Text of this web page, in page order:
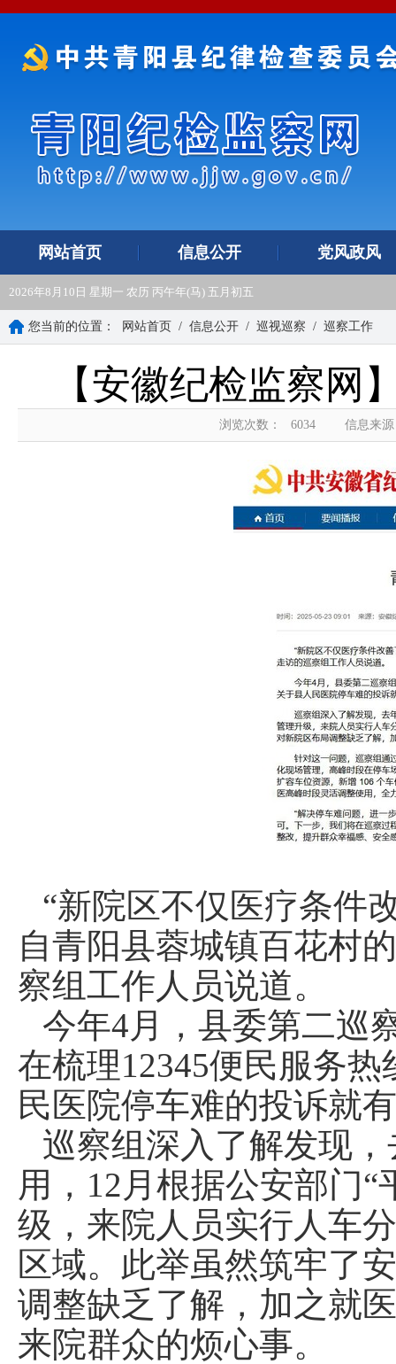
网站首页 信息公开 党风政风
2026年8月10日 星期一 农历 丙午年(马) 五月初五
您当前的位置： 网站首页 / 信息公开 / 巡视巡察 / 巡察工作
【安徽纪检监察网
浏览次数： 6034 信息来
“新院区不仅医疗条件
自青阳县蓉城镇百花村
察组工作人员说道。
今年4月，县委第二巡
在梳理12345便民服务
民医院停车难的投诉就
巡察组深入了解发现
用，12月根据公安部门
级，来院人员实行人车
区域。此举虽然筑牢了
调整缺乏了解，加之就
来院群众的烦心事。